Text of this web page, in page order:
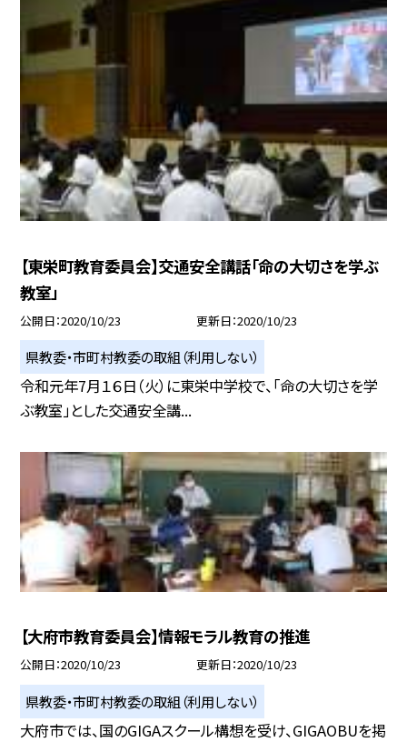
【東栄町教育委員会】交通安全講話「命の大切さを学ぶ
教室」
公開日 2020/10/23 更新日 2020/10/23
県教委・市町村教委の取組（利用しない）
令和元年7月１６日（火）に東栄中学校で、「命の大切さを学
ぶ教室」とした交通安全講...
【大府市教育委員会】情報モラル教育の推進
公開日 2020/10/23 更新日 2020/10/23
県教委・市町村教委の取組（利用しない）
大府市では、国のGIGAスクール構想を受け、GIGAOBUを掲